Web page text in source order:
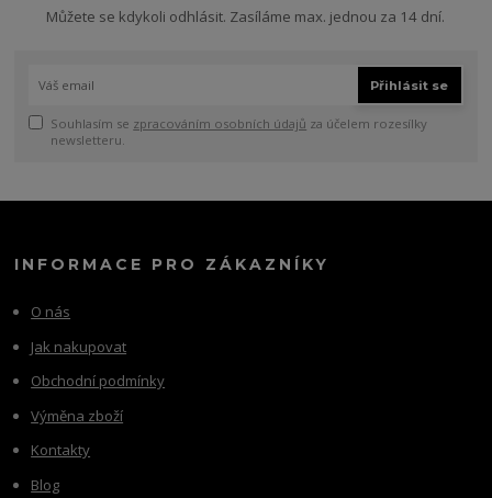
Můžete se kdykoli odhlásit. Zasíláme max. jednou za 14 dní.
Přihlásit se
Souhlasím se zpracováním osobních údajů za účelem rozesílky
newsletteru.
INFORMACE PRO ZÁKAZNÍKY
O nás
Jak nakupovat
Obchodní podmínky
Výměna zboží
Kontakty
Blog